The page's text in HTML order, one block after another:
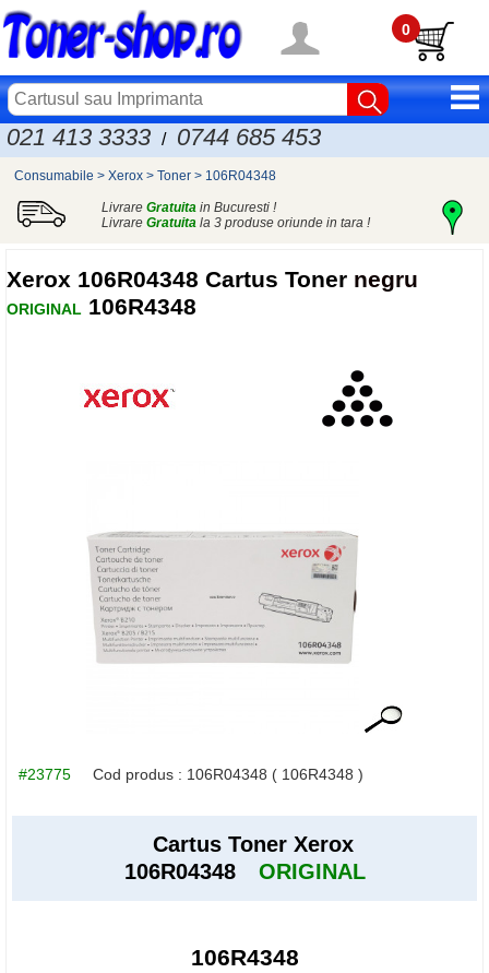
0
021 413 3333 / 0744 685 453
Consumabile > Xerox > Toner > 106R04348
Livrare Gratuitain Bucuresti !
Livrare Gratuitala 3 produse oriunde in tara !
Xerox 106R04348 Cartus Toner negru
ORIGINAL 106R4348
#23775 Cod produs : 106R04348 ( 106R4348 )
Cartus Toner Xerox
106R04348
ORIGINAL
106R4348